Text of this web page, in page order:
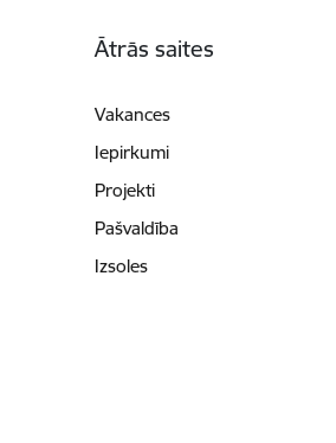
Ātrās saites
Vakances
Iepirkumi
Projekti
Pašvaldība
Izsoles